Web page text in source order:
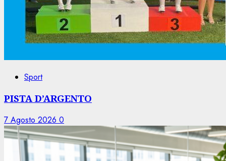
Sport
PISTA D’ARGENTO
7 Agosto 2026 0